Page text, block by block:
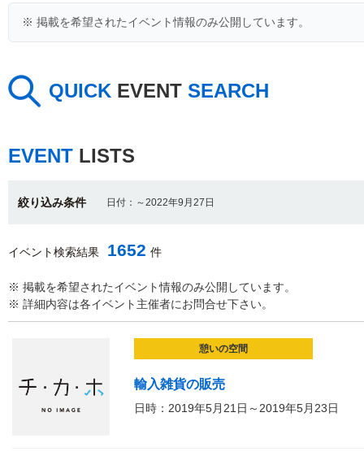
※ 掲載を希望されたイベント情報のみ公開しています。
QUICK EVENT SEARCH
EVENT LISTS
絞り込み条件 日付：～2022年9月27日
イベント検索結果 1652 件
※ 掲載を希望されたイベント情報のみ公開しています。
※ 詳細内容は各イベント主催者にお問合せ下さい。
憩いの空間
輸入雑貨の販売
日時：2019年5月21日～2019年5月23日